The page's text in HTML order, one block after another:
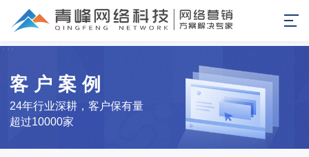
24年行业深耕，客户保有量
超过10000家
客户案例